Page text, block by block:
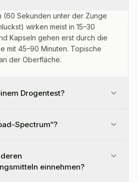
(60 Sekunden unter der Zunge
wirken meist in 15–30
Kapseln gehen erst durch die
mit 45–90 Minuten. Topische
der Oberfläche.
Drogentest?
Spectrum“?
einnehmen?